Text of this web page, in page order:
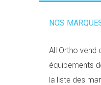
NOS
All Ortho vend
équipements
la liste des